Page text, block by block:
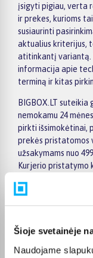
Šioje svetainėje
Naudojame
įsigyti pigiau, verta
ir prekes, kurioms
susiaurinti
aktualius kriterijus,
atitinkantį variantą.
informacija apie
terminą ir kitas
BIGBOX.LT
nemokamu 24
pirkti išsimokėtinai,
prekės pristatomos
užsakymams nuo
Kurjerio pristatymo
Sandėlyje esančios
dienas, o tikslus
kosmetika
arba, jei prekė
Kaune.